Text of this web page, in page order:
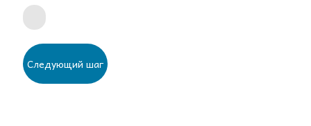
Следующий шаг